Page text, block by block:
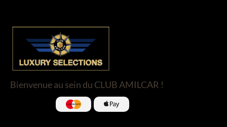
Bienvenue au sein du CLUB AMILCAR !